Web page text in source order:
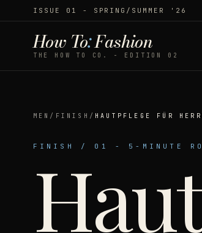
ISSUE 01 - SPRING/SUMMER '26
How To:Fashion
THE HOW TO CO. - EDITION 02
MEN / FINISH / HAUTPFLEGE FÜR
FINISH / 01 - 5-MINUTE